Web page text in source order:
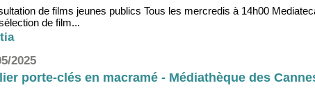
de films jeunes publics Tous les mercredis à 14h00
de film...
2025
porte-clés en macramé - Médiathèque des